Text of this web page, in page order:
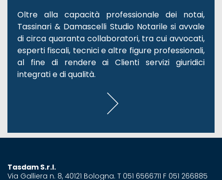
Oltre alla capacità professionale dei notai,
Tassinari & Damascelli Studio Notarile si avvale
di circa quaranta collaboratori, tra cui avvocati,
esperti fiscali, tecnici e altre figure professionali,
al fine di rendere ai Clienti servizi giuridici
integrati e di qualità.
Tasdam S.r.l.
Via Galliera n. 8, 40121 Bologna. T 051 6566711 F 051 266885